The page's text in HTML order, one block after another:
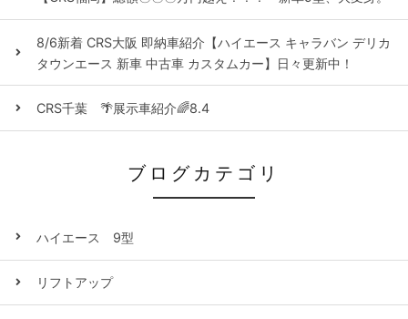
8/6新着 CRS大阪 即納車紹介【ハイエース キャラバン デリカ
タウンエース 新車 中古車 カスタムカー】日々更新中！
CRS千葉 🌴展示車紹介🌈8.4
ブログカテゴリ
ハイエース 9型
リフトアップ